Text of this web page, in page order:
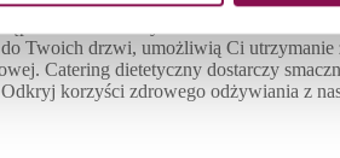
w Wałbrzychu. Nasze starannie
Twoich drzwi, umożliwią Ci
Catering dietetyczny dostarczy
korzyści zdrowego odżywiania z